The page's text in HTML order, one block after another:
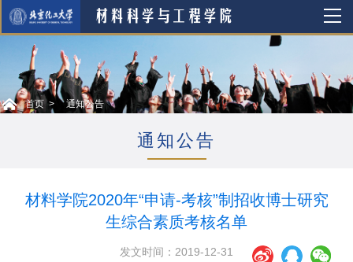
首页 通知公告
通知公告
材料学院2020年“申请-考核”制招收博士研究
生综合素质考核名单
发文时间：2019-12-31